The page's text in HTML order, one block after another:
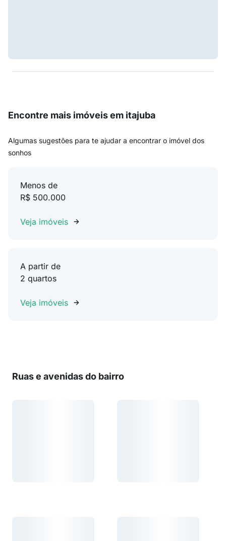
Encontre mais imóveis em itajuba
Algumas sugestões para te ajudar a encontrar o imóvel dos
sonhos
Menos de
R$ 500.000
Veja imóveis
A partir de
2 quartos
Veja imóveis
Ruas e avenidas do bairro